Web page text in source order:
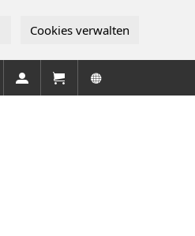
Cookies verwalten